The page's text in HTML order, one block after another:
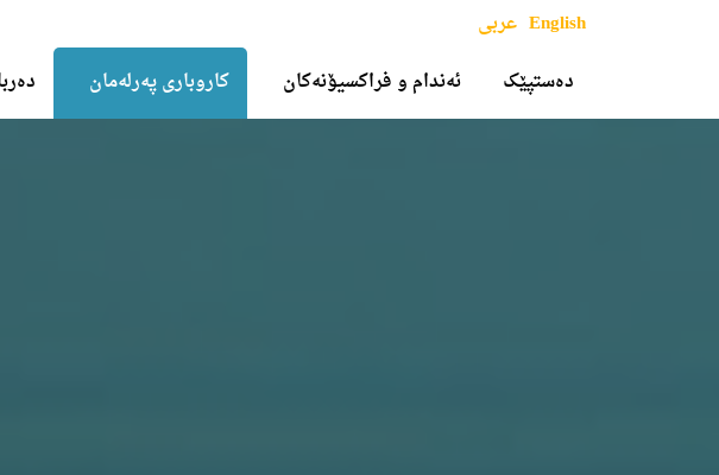
دەستپێک ئەندام و فراکسیۆنەکان کاروباری پەرلەمان
English عربی